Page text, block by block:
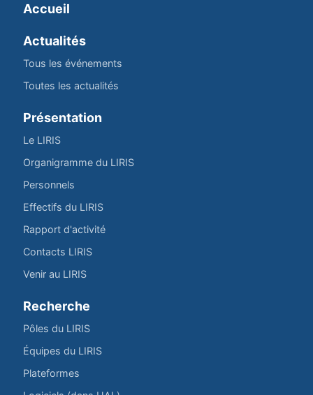
Accueil
Actualités
Tous les événements
Toutes les actualités
Présentation
Le LIRIS
Organigramme du LIRIS
Personnels
Effectifs du LIRIS
Rapport d'activité
Contacts LIRIS
Venir au LIRIS
Recherche
Pôles du LIRIS
Équipes du LIRIS
Plateformes